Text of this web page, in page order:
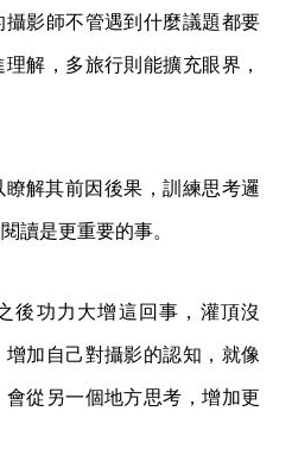
影師不管遇到什麼議題都要
解，多旅行則能擴充眼界，
解其前因後果，訓練思考邏
讀是更重要的事。
功力大增這回事，灌頂沒
加自己對攝影的認知，就像
從另一個地方思考，增加更